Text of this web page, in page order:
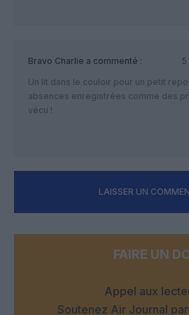
Bravo Charlie a commenté :
Un lit dans le couloir pour un petit
absences enregistrées comme des
vécu !
LAISSER UN
FAIRE UN
Appel aux
Soutenez Air Journal